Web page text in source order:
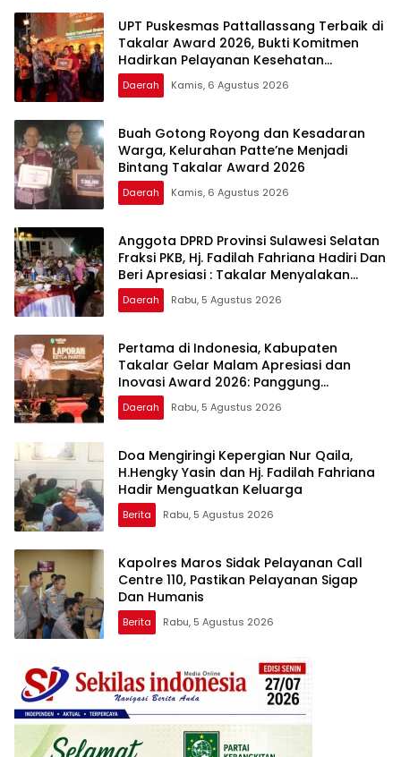
UPT Puskesmas Pattallassang Terbaik di
Takalar Award 2026, Bukti Komitmen
Hadirkan Pelayanan Kesehatan
Berkualitas
Daerah Kamis, 6 Agustus 2026
Buah Gotong Royong dan Kesadaran
Warga, Kelurahan Patte’ne Menjadi
Bintang Takalar Award 2026
Daerah Kamis, 6 Agustus 2026
Anggota DPRD Provinsi Sulawesi Selatan
Fraksi PKB, Hj. Fadilah Fahriana Hadiri Dan
Beri Apresiasi : Takalar Menyalakan
Lentera Pengabdian Melalui Malam
Apresiasi dan Inovasi Award 2026
Daerah Rabu, 5 Agustus 2026
Pertama di Indonesia, Kabupaten
Takalar Gelar Malam Apresiasi dan
Inovasi Award 2026: Panggung
Penghargaan bagi Pelayan Publik
Berprestasi
Daerah Rabu, 5 Agustus 2026
Doa Mengiringi Kepergian Nur Qaila,
H.Hengky Yasin dan Hj. Fadilah Fahriana
Hadir Menguatkan Keluarga
Berita Rabu, 5 Agustus 2026
Kapolres Maros Sidak Pelayanan Call
Centre 110, Pastikan Pelayanan Sigap
Dan Humanis
Berita Rabu, 5 Agustus 2026